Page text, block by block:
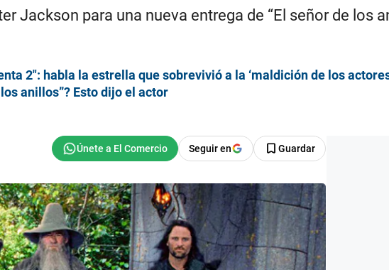
Jackson para una nueva entrega de “El señor de los
2″: habla la estrella que sobrevivió a la ‘maldición de los
anillos”? Esto dijo el actor
Seguir en Guardar